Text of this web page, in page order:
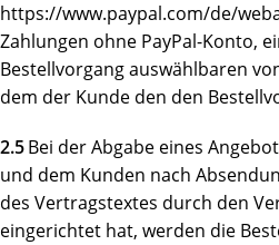
https://www.paypal.com/de/
Zahlungen ohne PayPal-Konto,
Bestellvorgang auswählbaren
dem der Kunde den den
2.5Bei der Abgabe eines
und dem Kunden nach
des Vertragstextes durch den
eingerichtet hat, werden die